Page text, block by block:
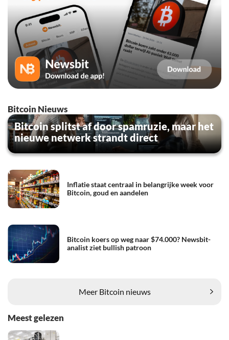
Bitcoin Nieuws
Bitcoin splitst af door spamruzie, maar het
nieuwe netwerk strandt direct
Inflatie staat centraal in belangrijke week voor
Bitcoin, goud en aandelen
Bitcoin koers op weg naar $74.000? Newsbit-
analist ziet bullish patroon
Meer Bitcoin nieuws
Meest gelezen